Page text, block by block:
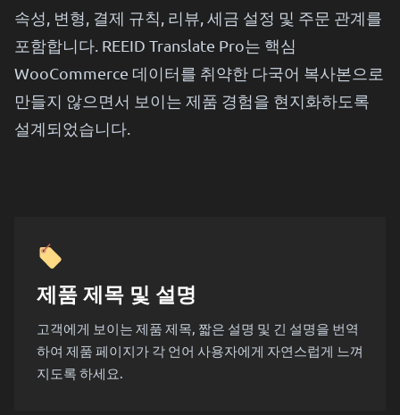
속성, 변형, 결제 규칙, 리뷰, 세금 설정 및 주문 관계를
포함합니다. REEID Translate Pro는 핵심
WooCommerce 데이터를 취약한 다국어 복사본으로
만들지 않으면서 보이는 제품 경험을 현지화하도록
설계되었습니다.
제품 제목 및 설명
고객에게 보이는 제품 제목, 짧은 설명 및 긴 설명을 번역
하여 제품 페이지가 각 언어 사용자에게 자연스럽게 느껴
지도록 하세요.